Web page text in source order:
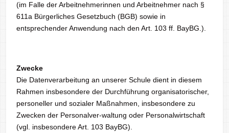
(im Falle der Arbeitnehmerinnen und Arbeitnehmer nach §
611a Bürgerliches Gesetzbuch (BGB) sowie in
entsprechender Anwendung nach den Art. 103 ff. BayBG.).
Zwecke
Die Datenverarbeitung an unserer Schule dient in diesem
Rahmen insbesondere der Durchführung organisatorischer,
personeller und sozialer Maßnahmen, insbesondere zu
Zwecken der Personalver-waltung oder Personalwirtschaft
(vgl. insbesondere Art. 103 BayBG).